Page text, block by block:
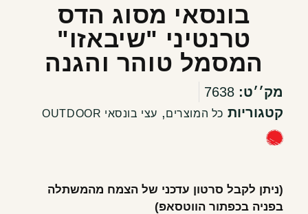
בונסאי מסוג הדס
טרנטיני "שיבאזו"
המסמל טוהר והגנה
מק׳׳ט: 7638
קטגוריות כל המוצרים, עצי בונסאי OUTDOOR
(ניתן לקבל סרטון עדכני של הצמח מהמשתלה
בפניה בכפתור הווטסאפ)